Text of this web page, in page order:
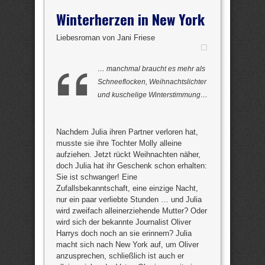
Winterherzen in New York
Liebesroman von Jani Friese
… manchmal braucht es mehr als
Schneeflocken, Weihnachtslichter
und kuschelige Winterstimmung…
Nachdem Julia ihren Partner verloren hat,
musste sie ihre Tochter Molly alleine
aufziehen. Jetzt rückt Weihnachten näher,
doch Julia hat ihr Geschenk schon erhalten:
Sie ist schwanger! Eine
Zufallsbekanntschaft, eine einzige Nacht,
nur ein paar verliebte Stunden … und Julia
wird zweifach alleinerziehende Mutter? Oder
wird sich der bekannte Journalist Oliver
Harrys doch noch an sie erinnern? Julia
macht sich nach New York auf, um Oliver
anzusprechen, schließlich ist auch er